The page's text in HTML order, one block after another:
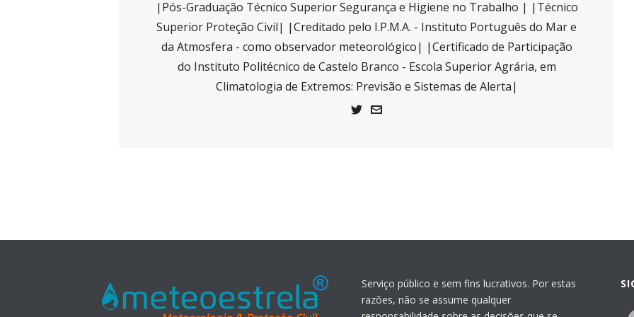
|Pós-Graduação Técnico Superior Segurança e Higiene no Trabalho | |Técnico
Superior Proteção Civil| |Creditado pelo I.P.M.A. - Instituto Português do Mar e
da Atmosfera - como observador meteorológico| |Certificado de Participação
do Instituto Politécnico de Castelo Branco - Escola Superior Agrária, em
Climatologia de Extremos: Previsão e Sistemas de Alerta|
Serviço público e sem fins lucrativos. Por estas
razões, não se assume qualquer